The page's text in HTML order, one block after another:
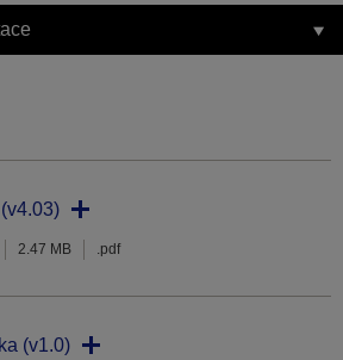
2.47 MB .pdf
(v1.0)